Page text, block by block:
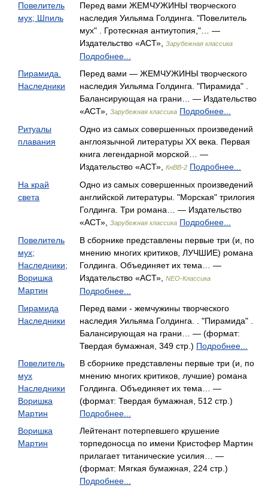
Повелитель
мух; Шпиль
Перед вами ЖЕМЧУЖИНЫ творческого
наследия Уильяма Голдинга. "Повелитель
мух" . Гротескная антиутопия,"… —
Издательство «АСТ»,
Зарубежная классика
Подробнее...
Пирамида.
Наследники
Перед вами — ЖЕМЧУЖИНЫ творческого
наследия Уильяма Голдинга. "Пирамида" .
Балансирующая на грани… — Издательство
«АСТ»,
Зарубежная классика Подробнее...
Ритуалы
плавания
Одно из самых совершенных произведений
англоязычной литературы ХХ века. Первая
книга легендарной морской… —
Издательство «АСТ»,
КнВВ-2 Подробнее...
На край
света
Одно из самых совершенных произведений
английской литературы. "Морская" трилогия
Голдинга. Три романа… — Издательство
«АСТ»,
Зарубежная классика Подробнее...
Повелитель
мух;
Наследники;
Воришка
Мартин
В сборнике представлены первые три (и, по
мнению многих критиков, ЛУЧШИЕ) романа
Голдинга. Объединяет их тема… —
Издательство «АСТ»,
NEO-Классика
Подробнее...
Пирамида
Наследники
Перед вами - жемчужины творческого
наследия Уильяма Голдинга. . "Пирамида" .
Балансирующая на грани… — (формат:
Твердая бумажная, 349 стр.) Подробнее...
Повелитель
мух
Наследники
Воришка
Мартин
В сборнике представлены первые три (и, по
мнению многих критиков, лучшие) романа
Голдинга. Объединяет их тема… —
(формат: Твердая бумажная, 512 стр.)
Подробнее...
Воришка
Мартин
Лейтенант потерпевшего крушение
торпедоносца по имени Кристофер Мартин
прилагает титанические усилия… —
(формат: Мягкая бумажная, 224 стр.)
Подробнее...